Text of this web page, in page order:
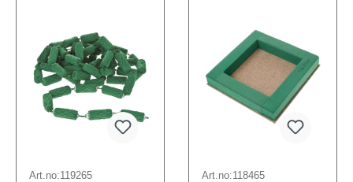
Art.no:119265 Art.no:118465